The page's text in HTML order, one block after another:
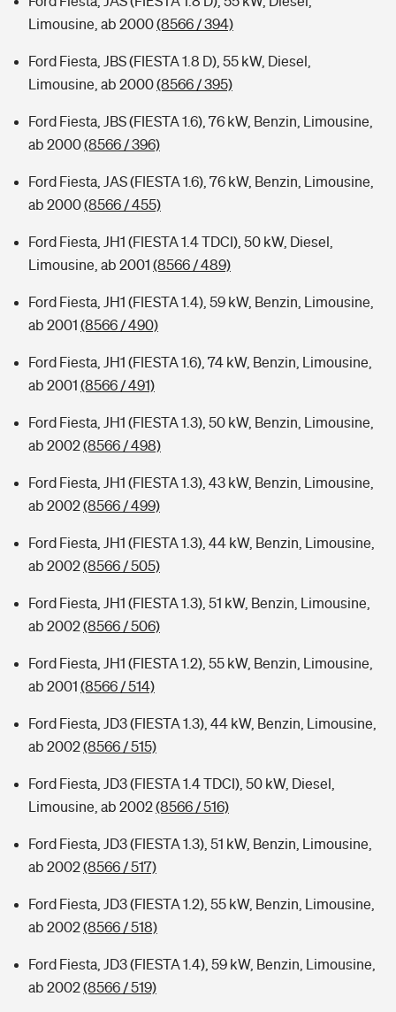
Limousine, ab 2000(8566 / 394)
Ford Fiesta, JBS (FIESTA 1.8 D), 55 kW, Diesel,
Limousine, ab 2000(8566 / 395)
Ford Fiesta, JBS (FIESTA 1.6), 76 kW, Benzin, Limousine,
ab 2000(8566 / 396)
Ford Fiesta, JAS (FIESTA 1.6), 76 kW, Benzin, Limousine,
ab 2000(8566 / 455)
Ford Fiesta, JH1 (FIESTA 1.4 TDCI), 50 kW, Diesel,
Limousine, ab 2001 (8566 / 489)
Ford Fiesta, JH1 (FIESTA 1.4), 59 kW, Benzin, Limousine,
ab 2001 (8566 / 490)
Ford Fiesta, JH1 (FIESTA 1.6), 74 kW, Benzin, Limousine,
ab 2001 (8566 / 491)
Ford Fiesta, JH1 (FIESTA 1.3), 50 kW, Benzin, Limousine,
ab 2002(8566 / 498)
Ford Fiesta, JH1 (FIESTA 1.3), 43 kW, Benzin, Limousine,
ab 2002(8566 / 499)
Ford Fiesta, JH1 (FIESTA 1.3), 44 kW, Benzin, Limousine,
ab 2002(8566 / 505)
Ford Fiesta, JH1 (FIESTA 1.3), 51 kW, Benzin, Limousine,
ab 2002(8566 / 506)
Ford Fiesta, JH1 (FIESTA 1.2), 55 kW, Benzin, Limousine,
ab 2001 (8566 / 514)
Ford Fiesta, JD3 (FIESTA 1.3), 44 kW, Benzin, Limousine,
ab 2002(8566 / 515)
Ford Fiesta, JD3 (FIESTA 1.4 TDCI), 50 kW, Diesel,
Limousine, ab 2002(8566 / 516)
Ford Fiesta, JD3 (FIESTA 1.3), 51 kW, Benzin, Limousine,
ab 2002(8566 / 517)
Ford Fiesta, JD3 (FIESTA 1.2), 55 kW, Benzin, Limousine,
ab 2002(8566 / 518)
Ford Fiesta, JD3 (FIESTA 1.4), 59 kW, Benzin, Limousine,
ab 2002(8566 / 519)